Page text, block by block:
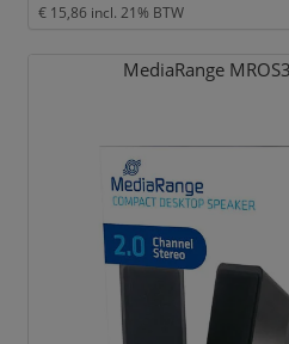
€ 15,86 incl. 21% BTW
MediaRange